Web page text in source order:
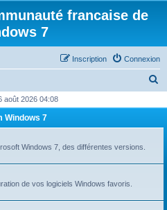
francaise de
7
Connexion
Inscription
h
r
août 2026 04:08
Windows 7
Windows 7, des différentes versions.
de vos logiciels Windows favoris.